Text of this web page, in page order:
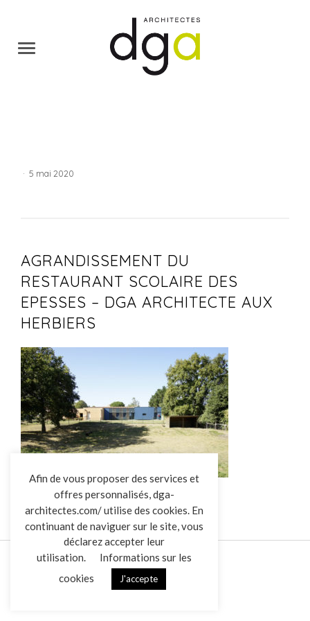
L’AGENCE
RÉALISATIONS
ACTUALITÉS
CONTACT
· 5 mai 2020
AGRANDISSEMENT DU
RESTAURANT SCOLAIRE DES
EPESSES – DGA ARCHITECTE AUX
HERBIERS
Afin de vous proposer des services et
offres personnalisés, dga-
architectes.com/ utilise des cookies. En
continuant de naviguer sur le site, vous
déclarez accepter leur
utilisation.
Informations sur les
cookies
J'accepte